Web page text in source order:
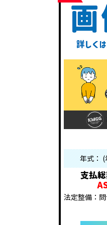
年式： (
支払
法定整備：